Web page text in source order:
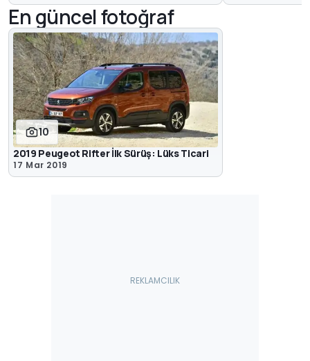
En güncel fotoğraf
10
2019 Peugeot Rifter İlk Sürüş: Lüks Ticari
17 Mar 2019